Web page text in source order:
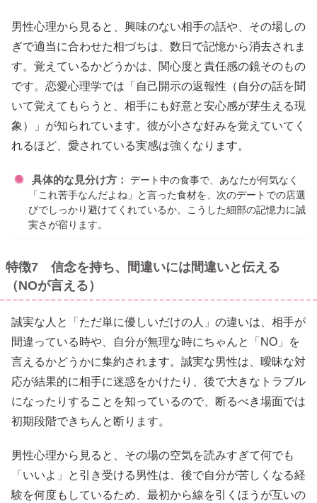
男性心理から見ると、興味のない相手の話や、その場しの
ぎで適当に合わせた相づちは、数日で記憶から消去されま
す。覚えているかどうかは、関心度と責任感の鏡そのもの
です。恋愛心理学では「自己開示の返報性（自分の話を聞
いて覚えてもらうと、相手にも好意と安心感が芽生える現
象）」が知られています。彼が小さな好みを覚えていてく
れるほど、愛されている実感は強くなります。
具体的な見分け方：
デート中の食事で、あなたが何気なく
「これ苦手なんだよね」と言った食材を、次のデートでの店選
びでしっかり避けてくれているか。こうした細部の記憶力に誠
実さが宿ります。
特徴7 信念を持ち、間違いには間違いと伝える
（NOが言える）
誠実な人と「ただ単に優しいだけの人」の違いは、相手が
間違っている時や、自分が無理な時にちゃんと「NO」を
言えるかどうかに集約されます。誠実な男性は、曖昧な対
応が結果的に相手に迷惑をかけたり、後で大きなトラブル
になったりすることを知っているので、断るべき場面では
初期段階できちんと断ります。
男性心理から見ると、その場の空気を読みすぎて何でも
「いいよ」と引き受ける男性は、後で自分が苦しくなる経
験を何度もしているため、最初から線を引くほうが互いの